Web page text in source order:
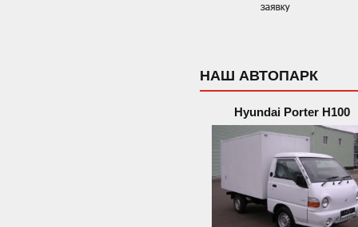
НАШ АВТОПАРК
Hyundai Porter H100